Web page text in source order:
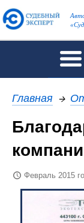
Главная →
Февраль 2015